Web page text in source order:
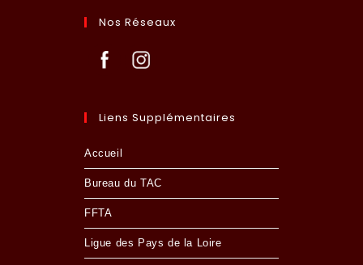
Nos Réseaux
Liens Supplémentaires
Accueil
Bureau du TAC
FFTA
Ligue des Pays de la Loire